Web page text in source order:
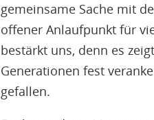
gemeinsame Sache mit
offener Anlaufpunkt für
bestärkt uns, denn es
Generationen fest
gefallen.